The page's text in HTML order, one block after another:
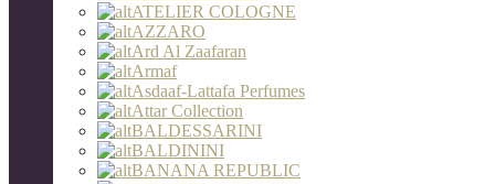
ATELIER COLOGNE
AZZARO
Ard Al Zaafaran
Armaf
Asdaaf-Lattafa Perfumes
Attar Collection
BALDESSARINI
BALDININI
BANANA REPUBLIC